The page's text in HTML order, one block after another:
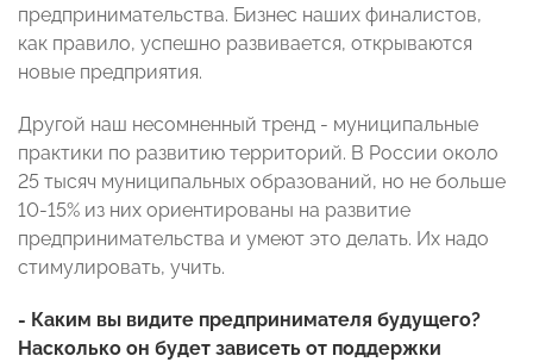
предпринимательства. Бизнес наших финалистов,
как правило, успешно развивается, открываются
новые предприятия.
Другой наш несомненный тренд - муниципальные
практики по развитию территорий. В России около
25 тысяч муниципальных образований, но не больше
10-15% из них ориентированы на развитие
предпринимательства и умеют это делать. Их надо
стимулировать, учить.
- Каким вы видите предпринимателя будущего?
Насколько он будет зависеть от поддержки